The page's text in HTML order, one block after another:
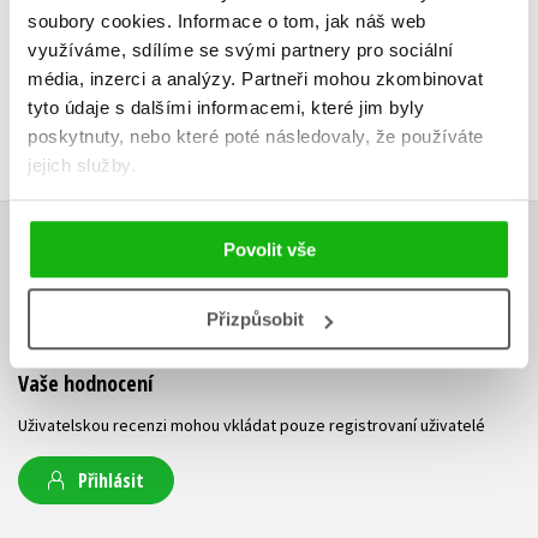
soubory cookies. Informace o tom, jak náš web
využíváme, sdílíme se svými partnery pro sociální
média, inzerci a analýzy. Partneři mohou zkombinovat
tyto údaje s dalšími informacemi, které jim byly
poskytnuty, nebo které poté následovaly, že používáte
jejich služby.
Povolit vše
Přizpůsobit
HODNOCENÍ ČTENÁŘŮ
V současné době nejsou vytvořena žádná uživatelská hodnocení.
Vaše hodnocení
Uživatelskou recenzi mohou vkládat pouze registrovaní uživatelé
Přihlásit